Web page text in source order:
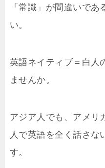
「常識」が間違いで
い。
英語ネイティブ＝白人
ませんか。
アジア人でも、アメリ
人で英語を全く話さな
す。